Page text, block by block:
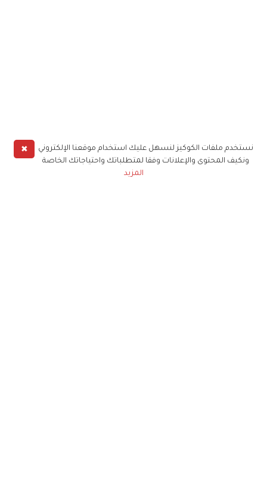
✖
نستخدم ملفات الكوكيز لنسهل عليك استخدام موقعنا الإلكتروني
ونكيف المحتوى والإعلانات وفقا لمتطلباتك واحتياجاتك الخاصة
المزيد